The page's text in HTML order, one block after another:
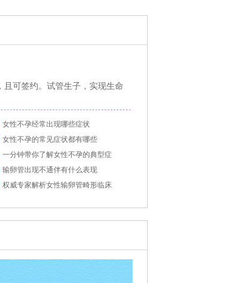
且可签约。试管生子，实现生命
女性不孕经常出现哪些症状
女性不孕的常见症状都有哪些
一分钟带你了解女性不孕的典型症
输卵管出现不通伴有什么表现
权威专家解析女性输卵管畸形临床